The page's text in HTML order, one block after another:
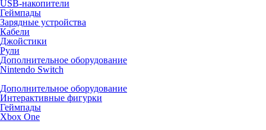
USB-накопители
Геймпады
Зарядные устройства
Кабели
Джойстики
Рули
Дополнительное оборудование
Nintendo Switch
Дополнительное оборудование
Интерактивные фигурки
Геймпады
Xbox One